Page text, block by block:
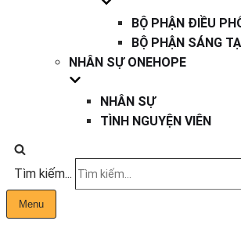
BỘ PHẬN ĐIỀU
BỘ PHẬN SÁNG
NHÂN SỰ ONEHOPE
NHÂN SỰ
TÌNH NGUYỆN VIÊN
Tìm kiếm...
Menu